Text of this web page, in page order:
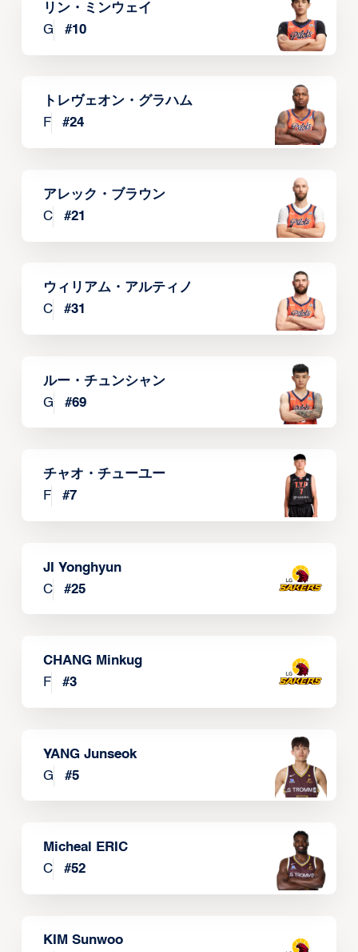
リン・ミンウェイ
G
#10
トレヴェオン・グラハム
F
#24
アレック・ブラウン
C
#21
ウィリアム・アルティノ
C
#31
ルー・チュンシャン
G
#69
チャオ・チューユー
F
#7
JI Yonghyun
C
#25
CHANG Minkug
F
#3
YANG Junseok
G
#5
Micheal ERIC
C
#52
KIM Sunwoo